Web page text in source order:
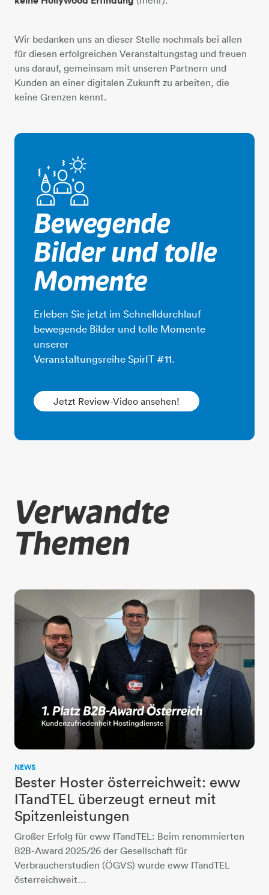
Wir bedanken uns an dieser Stelle nochmals bei allen
für diesen erfolgreichen Veranstaltungstag und freuen
uns darauf, gemeinsam mit unseren Partnern und
Kunden an einer digitalen Zukunft zu arbeiten, die
keine Grenzen kennt.
Bewegende
Bilder und tolle
Momente
Erleben Sie jetzt im Schnelldurchlauf
bewegende Bilder und tolle Momente
unserer
​​​​​​​Veranstaltungsreihe SpirIT #11.
Jetzt Review-Video ansehen!
Verwandte
Themen
NEWS
Bester Hoster österreichweit: eww
ITandTEL überzeugt erneut mit
Spitzenleistungen
Großer Erfolg für eww ITandTEL: Beim renommierten
B2B-Award 2025/26 der Gesellschaft für
Verbraucherstudien (ÖGVS) wurde eww ITandTEL
österreichweit…